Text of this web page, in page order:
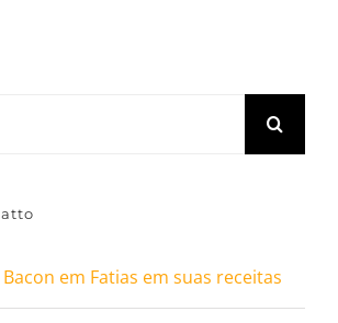
em Fatias em suas receitas